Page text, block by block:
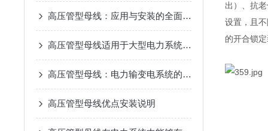
高压管型母线：应用与安装的全面解析
高压管型母线适用于大型电力系统和高压输电场景
高压管型母线：电力输变电系统的关键之所在
高压管型母线优点安装说明
出）、抗
设置，且
的开合锁